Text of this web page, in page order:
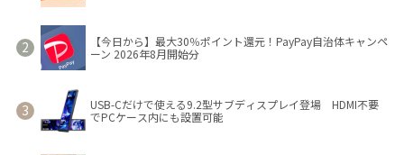
【今日から】最大30％ポイント還元！PayPay自治体キャンペ
ーン 2026年8月開始分
USB-Cだけで使える9.2型サブディスプレイ登場 HDMI不要
でPCケース内にも設置可能